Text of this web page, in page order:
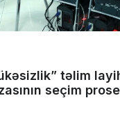
təlim
seçim